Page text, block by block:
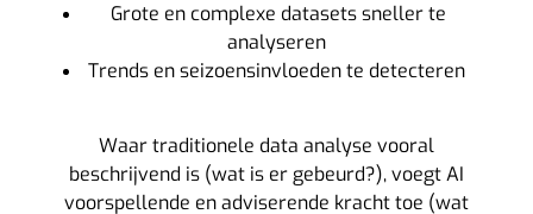
Grote en complexe datasets sneller te
analyseren
Trends en seizoensinvloeden te detecteren
Waar traditionele data analyse vooral
beschrijvend is (wat is er gebeurd?), voegt AI
voorspellende en adviserende kracht toe (wat